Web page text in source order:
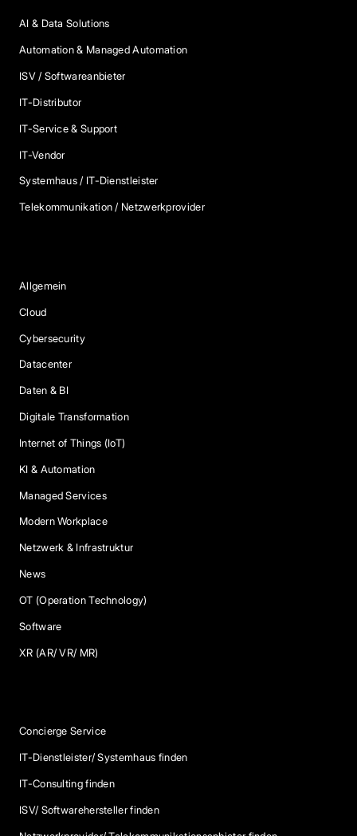
AI & Data Solutions
Automation & Managed Automation
ISV / Softwareanbieter
IT-Distributor
IT-Service & Support
IT-Vendor
Systemhaus / IT-Dienstleister
Telekommunikation / Netzwerkprovider
Allgemein
Cloud
Cybersecurity
Datacenter
Daten & BI
Digitale Transformation
Internet of Things (IoT)
KI & Automation
Managed Services
Modern Workplace
Netzwerk & Infrastruktur
News
OT (Operation Technology)
Software
XR (AR/ VR/ MR)
Concierge Service
IT-Dienstleister/ Systemhaus finden
IT-Consulting finden
ISV/ Softwarehersteller finden